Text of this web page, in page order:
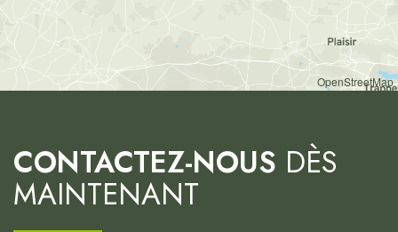
OpenStreetMap
CONTACTEZ-NOUS DÈS
MAINTENANT